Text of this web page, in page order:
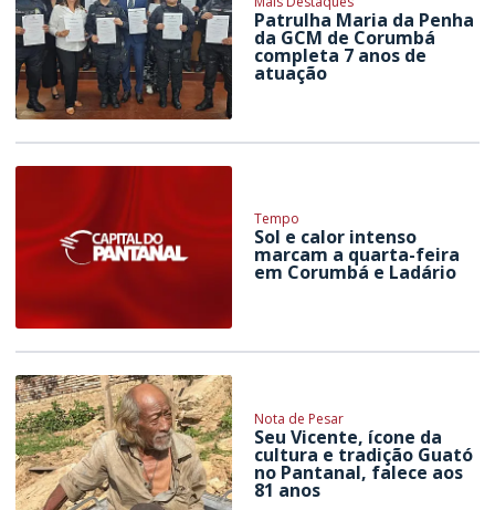
Patrulha Maria da Penha
da GCM de Corumbá
completa 7 anos de
atuação
Tempo
Sol e calor intenso
marcam a quarta-feira
em Corumbá e Ladário
Nota de Pesar
Seu Vicente, ícone da
cultura e tradição Guató
no Pantanal, falece aos
81 anos